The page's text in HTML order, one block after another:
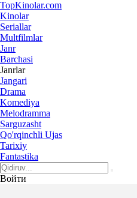
TopKinolar.com
Kinolar
Seriallar
Multfilmlar
Janr
Barchasi
Janrlar
Jangari
Drama
Komediya
Melodramma
Sarguzasht
Qo'rqinchli Ujas
Tarixiy
Fantastika
Войти